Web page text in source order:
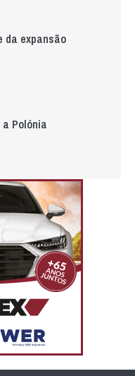
da expansão
Polónia